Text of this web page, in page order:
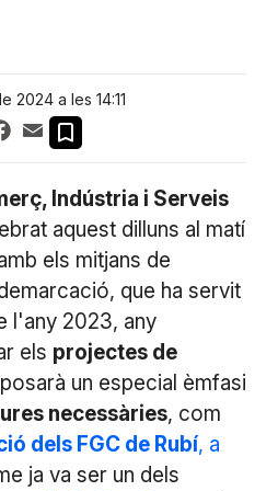
2024 a les 14:11
Facebook
Email
Indústria i Serveis
aquest dilluns al matí
els mitjans de
que ha servit
l'any 2023, any
els projectes de
un especial èmfasi
necessàries, com
dels FGC de Rubí, a
ja va ser un dels